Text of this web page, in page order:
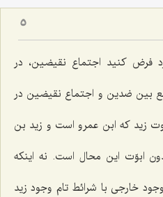
5
فرض كنید اجتماع نقیضین، در
بین ضدین و اجتماع نقیضین در
زید كه ابن عمرو است و زید بن
ابوّت این محال است. نه اینكه
خارجى با شرائط تام وجود زید